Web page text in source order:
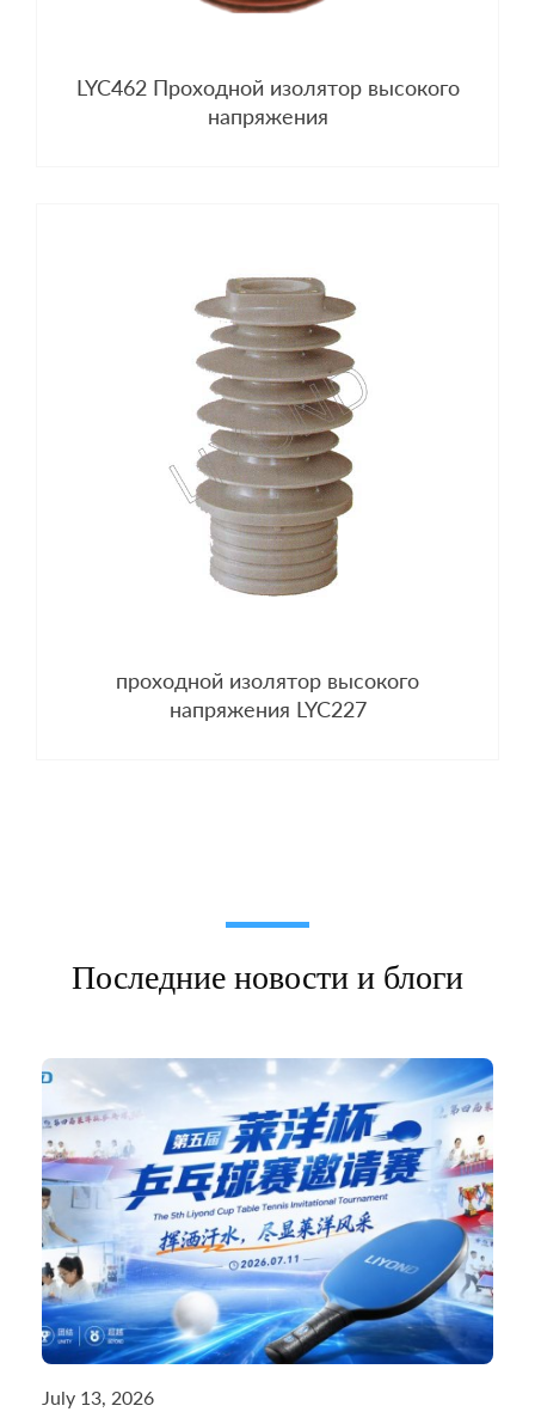
LYC462 Проходной изолятор высокого
напряжения
проходной изолятор высокого
напряжения LYC227
Последние новости и блоги
July 13, 2026